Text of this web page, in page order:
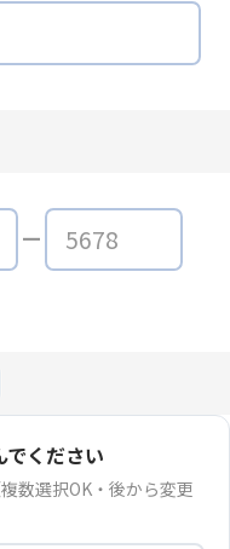
ください
数選択OK・後から変更